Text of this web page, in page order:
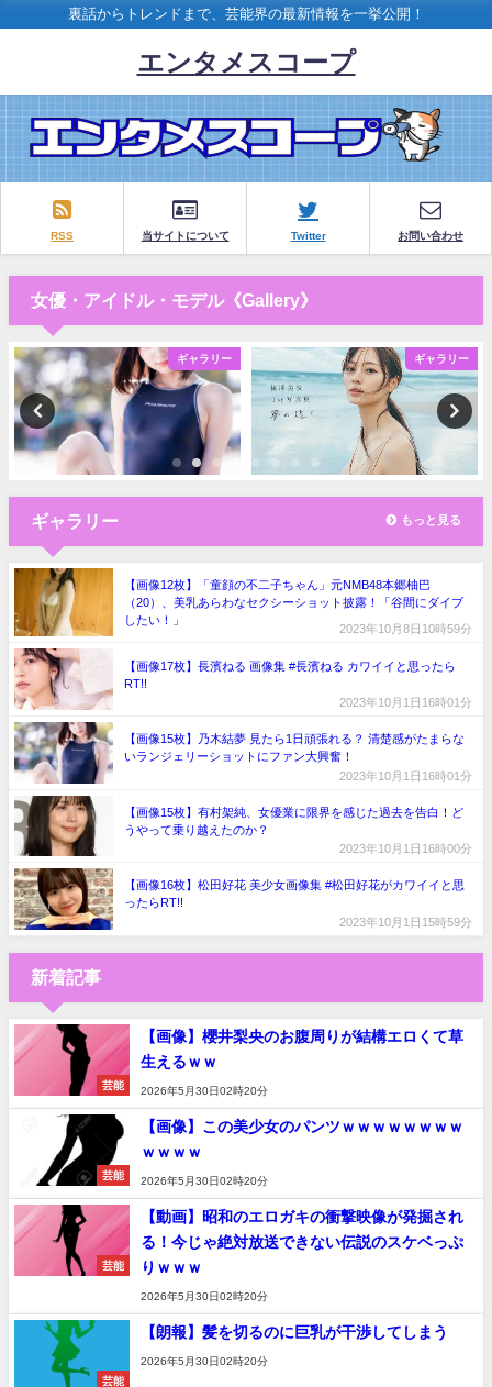
裏話からトレンドまで、芸能界の最新情報を一挙公開！
エンタメスコープ
RSS 当サイトについて Twitter お問い合わせ
女優・アイドル・モデル《Gallery》
ギャラリー ギャラリー
ギャラリー もっと見る
2023年10月8日10時59分
【画像12枚】「童顔の不二子ちゃん」元NMB48本郷柚巴
（20）、美乳あらわなセクシーショット披露！「谷間にダイブ
したい！」
2023年10月1日16時01分
【画像17枚】長濱ねる 画像集 #長濱ねる カワイイと思ったら
RT!!
2023年10月1日16時01分
【画像15枚】乃木結夢 見たら1日頑張れる？ 清楚感がたまらな
いランジェリーショットにファン大興奮！
2023年10月1日16時00分
【画像15枚】有村架純、女優業に限界を感じた過去を告白！ど
うやって乗り越えたのか？
2023年10月1日15時59分
【画像16枚】松田好花 美少女画像集 #松田好花がカワイイと思
ったらRT!!
新着記事
芸能
【画像】櫻井梨央のお腹周りが結構エロくて草
生えるｗｗ
2026年5月30日02時20分
芸能
【画像】この美少女のパンツｗｗｗｗｗｗｗｗ
ｗｗｗｗ
2026年5月30日02時20分
芸能
【動画】昭和のエロガキの衝撃映像が発掘され
る！今じゃ絶対放送できない伝説のスケベっぷ
りｗｗｗ
2026年5月30日02時20分
芸能
【朗報】髪を切るのに巨乳が干渉してしまう
2026年5月30日02時20分